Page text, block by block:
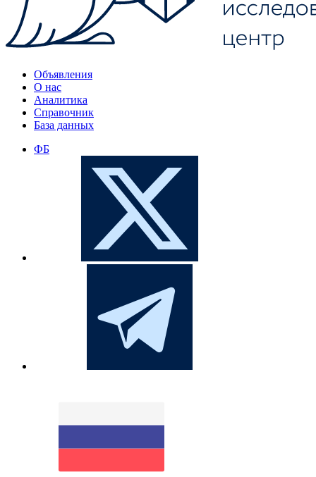
Объявления
О нас
Аналитика
Справочник
База данных
ФБ